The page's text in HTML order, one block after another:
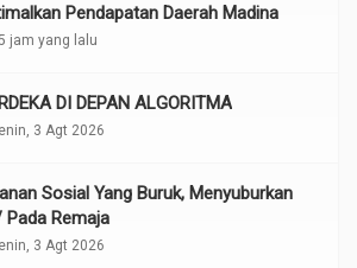
Pendapatan Daerah Madina
jam yang lalu
DI DEPAN ALGORITMA
3 Agt 2026
Sosial Yang Buruk, Menyuburkan
Pada Remaja
3 Agt 2026